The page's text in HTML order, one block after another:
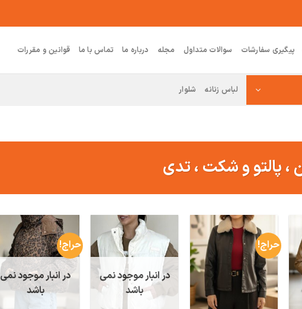
پیگیری سفارشات سوالات متداول مجله درباره ما تماس با ما قوانین و مقررات
لباس زنانه شلوار
، پالتو و شکت ، تدی
حراج!
در انبار موجود نمی
باشد
حراج!
در انبار موجود نمی
باشد